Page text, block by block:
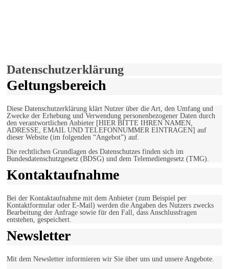
Datenschutzerklärung
Geltungsbereich
Diese Datenschutzerklärung klärt Nutzer über die Art, den Umfang und
Zwecke der Erhebung und Verwendung personenbezogener Daten durch
den verantwortlichen Anbieter [HIER BITTE IHREN NAMEN,
ADRESSE, EMAIL UND TELEFONNUMMER EINTRAGEN] auf
dieser Website (im folgenden “Angebot”) auf.
Die rechtlichen Grundlagen des Datenschutzes finden sich im
Bundesdatenschutzgesetz (BDSG) und dem Telemediengesetz (TMG).
Kontaktaufnahme
Bei der Kontaktaufnahme mit dem Anbieter (zum Beispiel per
Kontaktformular oder E-Mail) werden die Angaben des Nutzers zwecks
Bearbeitung der Anfrage sowie für den Fall, dass Anschlussfragen
entstehen, gespeichert.
Newsletter
Mit dem Newsletter informieren wir Sie über uns und unsere Angebote.